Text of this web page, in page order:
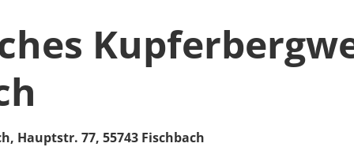
Hauptstr. 77, 55743 Fischbach